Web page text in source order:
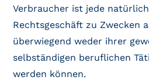
Verbraucher ist jede
Rechtsgeschäft zu Zwecken
überwiegend weder ihrer
selbständigen beruflichen
werden können.